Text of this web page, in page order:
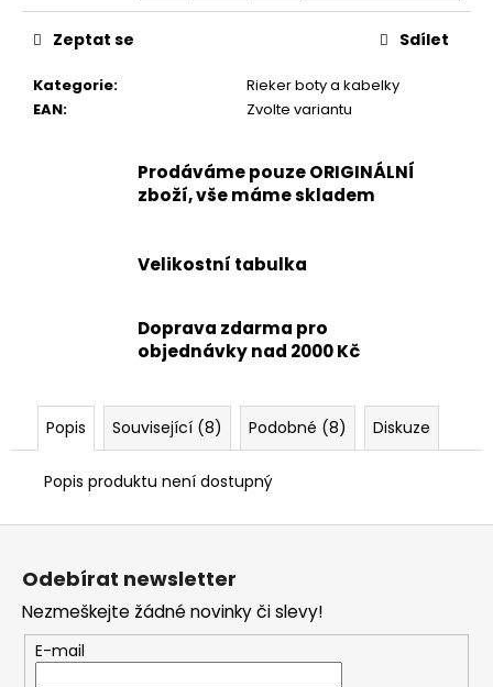
Kategorie:
Rieker boty a kabelky
EAN: Zvolte variantu
Zeptat se Sdílet
Prodáváme pouze ORIGINÁLNÍ
zboží, vše máme skladem
Velikostní tabulka
Doprava zdarma pro
objednávky nad 2000 Kč
Popis Související (8) Podobné (8) Diskuze
Popis produktu není dostupný
799
Z
Odebírat newsletter
Nezmeškejte žádné novinky či slevy!
E-mail